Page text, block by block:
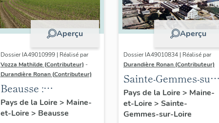
Aperçu
Dossier IA49010999 | Réalisé par
Vozza Mathilde (Contributeur) -
Durandière Ronan (Contributeur)
Beausse :
présentation de la
commune
Pays de la Loire > Maine-
et-Loire > Beausse
Aperçu
Dossier IA49010834 | Réalisé par
Durandière Ronan (Contributeur)
Sainte-Gemmes-sur-
Loire : présentation
de la commune
Pays de la Loire > Maine-
et-Loire > Sainte-
Gemmes-sur-Loire